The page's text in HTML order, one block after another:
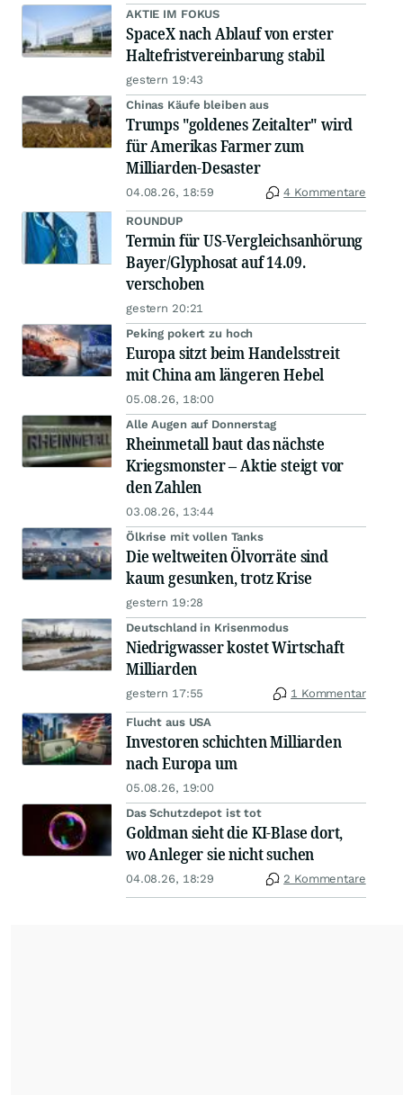
AKTIE IM FOKUS
SpaceX nach Ablauf von erster
Haltefristvereinbarung stabil
gestern 19:43
Chinas Käufe bleiben aus
Trumps "goldenes Zeitalter" wird
für Amerikas Farmer zum
Milliarden-Desaster
04.08.26, 18:59 4 Kommentare
ROUNDUP
Termin für US-Vergleichsanhörung
Bayer/Glyphosat auf 14.09.
verschoben
gestern 20:21
Peking pokert zu hoch
Europa sitzt beim Handelsstreit
mit China am längeren Hebel
05.08.26, 18:00
Alle Augen auf Donnerstag
Rheinmetall baut das nächste
Kriegsmonster – Aktie steigt vor
den Zahlen
03.08.26, 13:44
Ölkrise mit vollen Tanks
Die weltweiten Ölvorräte sind
kaum gesunken, trotz Krise
gestern 19:28
Deutschland in Krisenmodus
Niedrigwasser kostet Wirtschaft
Milliarden
gestern 17:55 1 Kommentar
Flucht aus USA
Investoren schichten Milliarden
nach Europa um
05.08.26, 19:00
Das Schutzdepot ist tot
Goldman sieht die KI-Blase dort,
wo Anleger sie nicht suchen
04.08.26, 18:29 2 Kommentare